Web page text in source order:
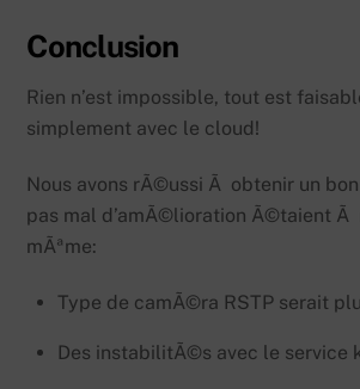
Conclusion
Rien n’est impossible, tout est
simplement avec le cloud!
Nous avons rÃ©ussi Ã obtenir un
pas mal d’amÃ©lioration Ã©taient Ã
mÃªme:
Type de camÃ©ra RSTP serait
Des instabilitÃ©s avec le service